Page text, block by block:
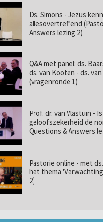
Ds. Simons - Jezus
allesovertreffend
Answers lezing 2)
Q&A met panel: ds.
ds. van Kooten - ds.
(vragenronde 1)
Prof. dr. van Vlastuin - Is
geloofszekerheid de
Questions & Answers
Pastorie online - met
het thema
2)